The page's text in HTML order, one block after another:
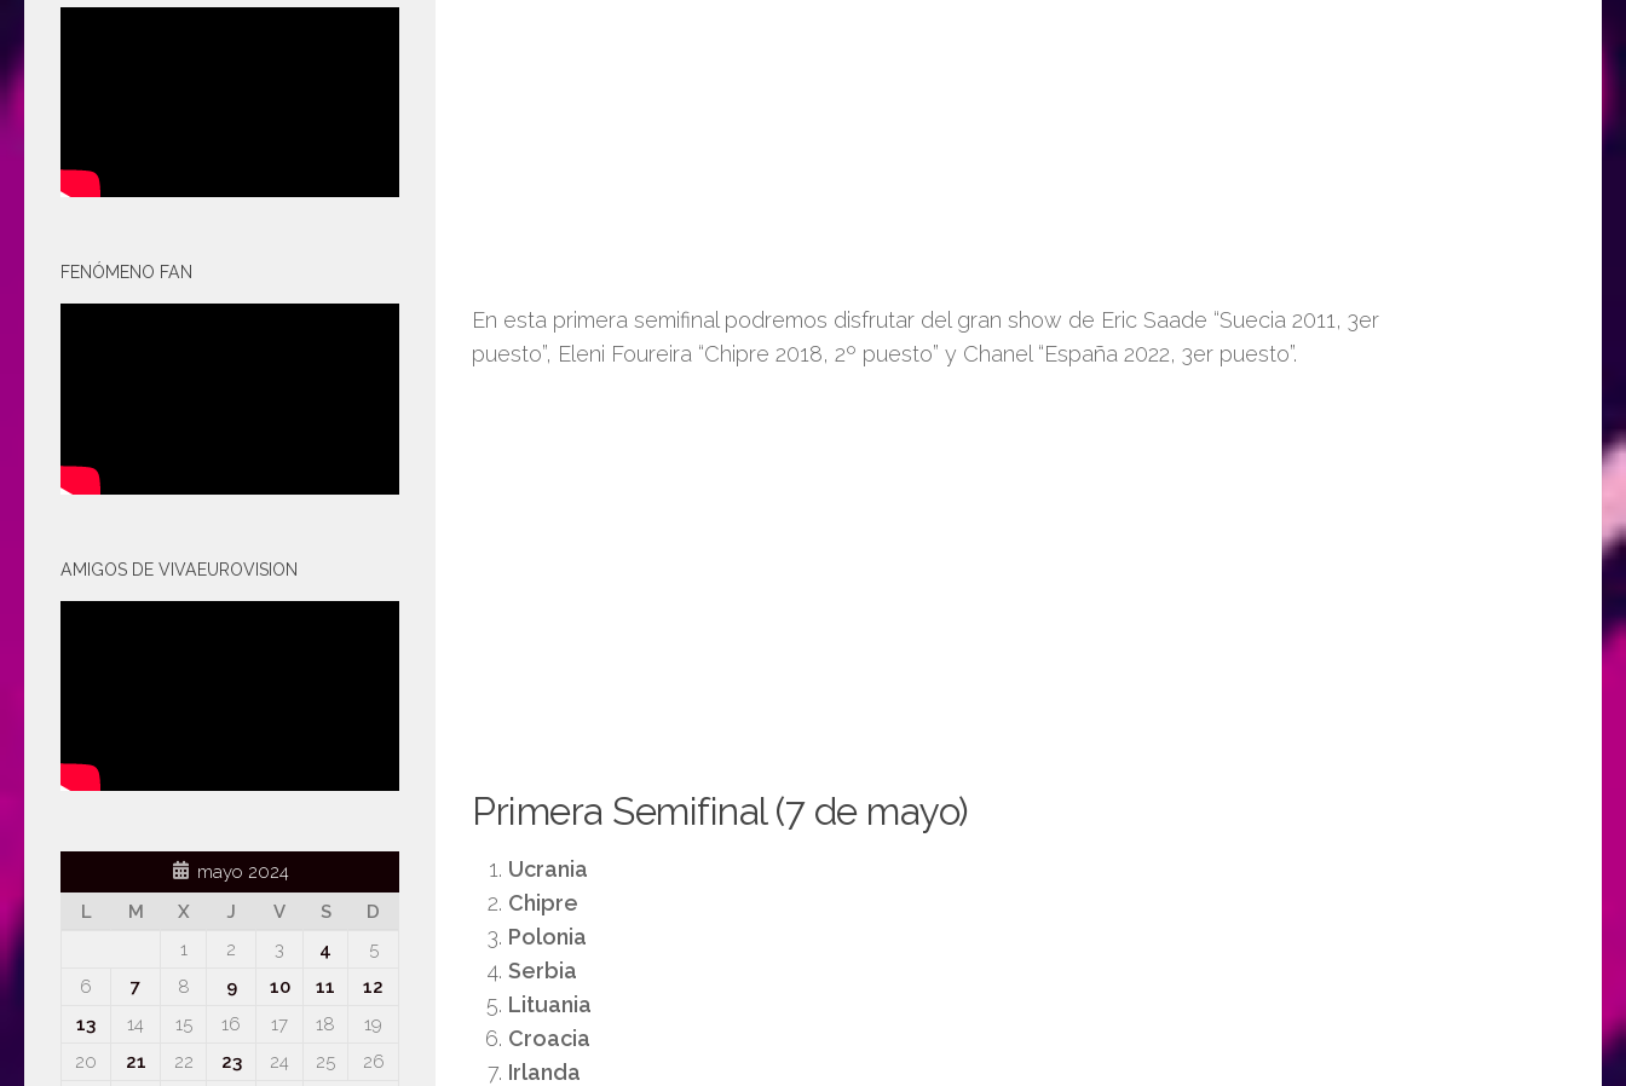
En esta primera semifinal podremos disfrutar del gran show de Eric Saade “Suecia 2011, 3er
puesto”, Eleni Foureira “Chipre 2018, 2º puesto” y Chanel “España 2022, 3er puesto”.
Primera Semifinal (7 de mayo)
Ucrania
Chipre
Polonia
Serbia
Lituania
Croacia
Irlanda
FENÓMENO FAN
AMIGOS DE VIVAEUROVISION
mayo 2024
L
M X J V S
D
1
2 3 4
5
6
7 8 9 10 11
12
13
14 15 16 17 18
19
20
21 22 23 24 25
26